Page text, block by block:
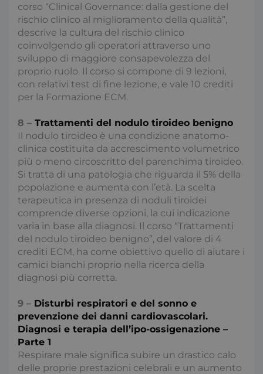
corso “Clinical Governance: dalla gestione del
rischio clinico al miglioramento della qualità”,
descrive la cultura del rischio clinico
coinvolgendo gli operatori attraverso uno
sviluppo di maggiore consapevolezza del
proprio ruolo. Il corso si compone di 9 lezioni,
con relativi test di fine lezione, e vale 10 crediti
per la Formazione ECM.
8 – Trattamenti del nodulo tiroideo benigno
Il nodulo tiroideo è una condizione anatomo-
clinica costituita da accrescimento volumetrico
più o meno circoscritto del parenchima tiroideo.
Si tratta di una patologia che riguarda il 5% della
popolazione e aumenta con l’età. La scelta
terapeutica in presenza di noduli tiroidei
comprende diverse opzioni, la cui indicazione
varia in base alla diagnosi. Il corso “Trattamenti
del nodulo tiroideo benigno”, del valore di 4
crediti ECM, ha come obiettivo quello di aiutare i
camici bianchi proprio nella ricerca della
diagnosi più corretta.
9 – Disturbi respiratori e del sonno e
prevenzione dei danni cardiovascolari.
Diagnosi e terapia dell’ipo-ossigenazione –
Parte 1
Respirare male significa subire un drastico calo
delle proprie prestazioni celebrali e un aumento
__cf_bm
Cloudflare Inc.
_ga
Google LLC
.consulcesi.it
Google Privacy Policy